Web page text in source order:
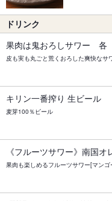
ドリンク
果肉は鬼おろしサワー 各
皮も実も丸ごと荒くおろした爽快なサ
キリン一番搾り 生ビール
麦芽100％ビール
《フルーツサワー》南国オ
果肉も楽しめるフルーツサワー[マンゴ